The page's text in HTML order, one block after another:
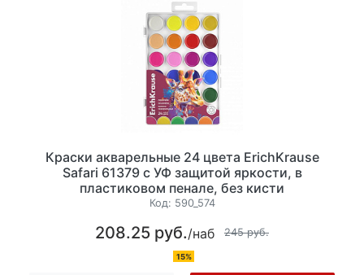
Краски акварельные 24 цвета ErichKrause
Safari 61379 с УФ защитой яркости, в
пластиковом пенале, без кисти
Код: 590_574
208.25 руб./наб 245 руб.
15%